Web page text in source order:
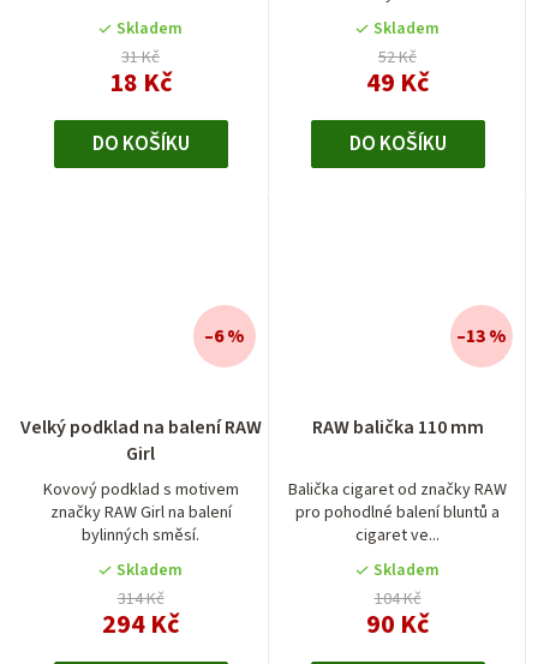
5
hvězdiček.
Skladem
31 Kč
18 Kč
DO KOŠÍKU
Skladem
52 Kč
49 Kč
DO KOŠÍKU
Velký podklad na balení RAW
Girl
Kovový podklad s motivem
značky RAW Girl na balení
bylinných směsí.
Skladem
314 Kč
294 Kč
–6 %
RAW balička 110 mm
Balička cigaret od značky RAW
pro pohodlné balení bluntů a
cigaret ve...
hodnocení
je
5,0
z
5
hvězdiček.
Skladem
104 Kč
90 Kč
–13 %